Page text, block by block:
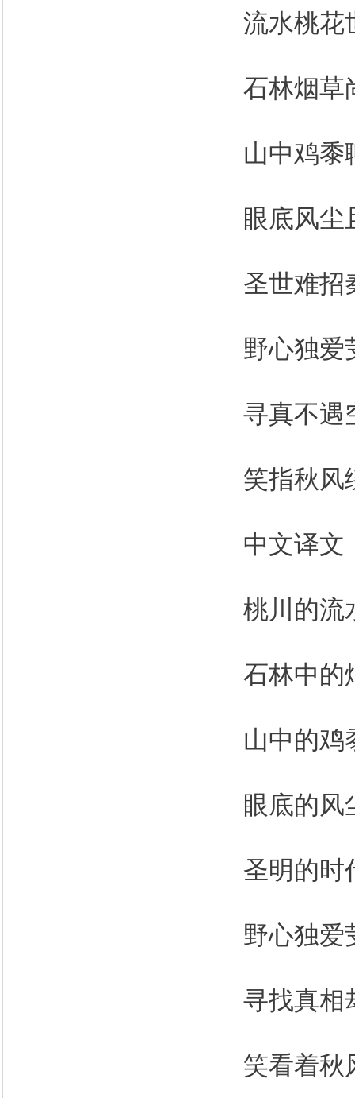
流水桃花
石林烟草
山中鸡黍
眼底风尘
圣世难招
野心独爱
寻真不遇
笑指秋风
中文译文
桃川的流
石林中的
山中的鸡
眼底的风
圣明的时
野心独爱
寻找真相
笑看着秋